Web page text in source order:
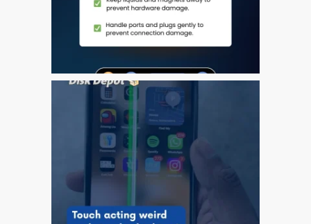
High-Speed Guaranteed
Service Options
iPhone 6 Touch Disease
iPhone and iPad Charging
Problem Repair
it (Italiano)
Apple iPad Tablet
Riparazione
Caricabatterie per Apple
MacBook a Dundee –
Alimentatori